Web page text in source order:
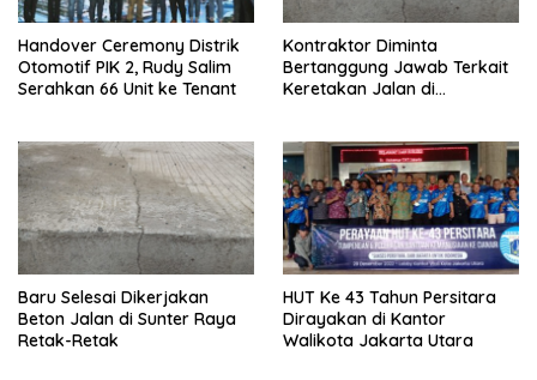
Handover Ceremony Distrik
Otomotif PIK 2, Rudy Salim
Serahkan 66 Unit ke Tenant
Kontraktor Diminta
Bertanggung Jawab Terkait
Keretakan Jalan di
Baru Selesai Dikerjakan
Beton Jalan di Sunter Raya
Retak-Retak
HUT Ke 43 Tahun Persitara
Dirayakan di Kantor
Walikota Jakarta Utara